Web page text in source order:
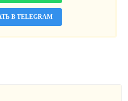
В TELEGRAM